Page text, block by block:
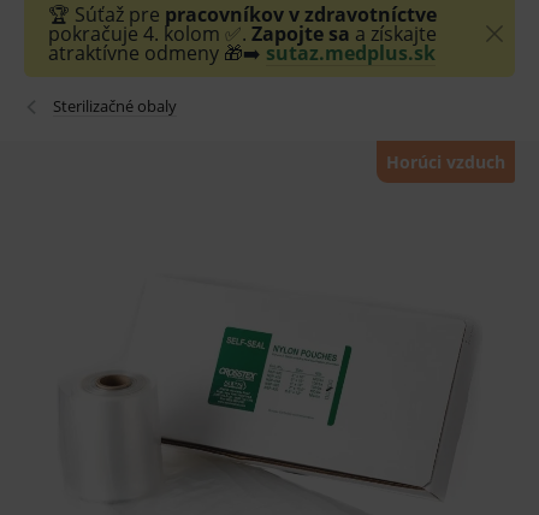
🏆 Súťaž pre pracovníkov v zdravotníctve
pokračuje 4. kolom ✅. Zapojte sa a získajte
atraktívne odmeny 🎁➡️ sutaz.medplus.sk
Sterilizačné obaly
Horúci vzduch